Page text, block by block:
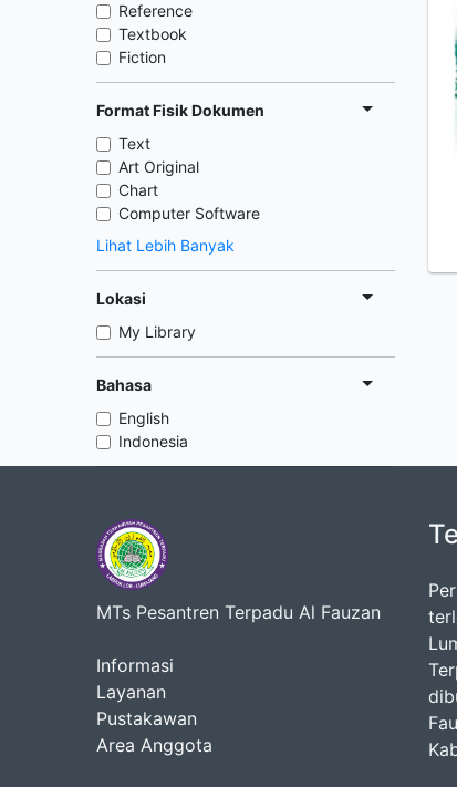
Reference
Textbook
Fiction
Format Fisik Dokumen
Text
Art Original
Chart
Computer Software
Lihat Lebih Banyak
Lokasi
My Library
Bahasa
English
Indonesia
MTs Pesantren Terpadu Al Fauzan
Informasi
Layanan
Pustakawan
Area Anggota